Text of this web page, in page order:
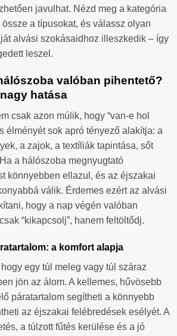
javulhat. Nézd meg a kategória
a típusokat, és válassz olyan
alvási szokásaidhoz illeszkedik – így
leszel.
valóban pihentető?
hatása
csak azon múlik, hogy “van-e hol
élményét sok apró tényező alakítja: a
a zajok, a textíliák tapintása, sőt
a hálószoba megnyugtató
könnyebben ellazul, és az éjszakai
válik. Érdemes ezért az alvási
hogy a nap végén valóban
“kikapcsolj”, hanem feltöltődj.
a komfort alapja
egy túl meleg vagy túl száraz
jön az álom. A kellemes, hűvösebb
páratartalom segítheti a könnyebb
az éjszakai felébredések esélyét. A
a túlzott fűtés kerülése és a jó